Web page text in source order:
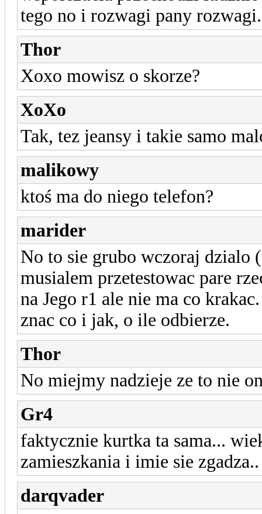
tego no i rozwagi pany
Thor
Xoxo mowisz o skorze?
XoXo
Tak, tez jeansy i takie samo
malikowy
ktoś ma do niego telefon?
marider
No to sie grubo wczoraj dzialo
musialem przetestowac pare
na Jego r1 ale nie ma co
znac co i jak, o ile odbierze.
Thor
No miejmy nadzieje ze to nie
Gr4
faktycznie kurtka ta sama...
zamieszkania i imie sie zgadza..
darqvader